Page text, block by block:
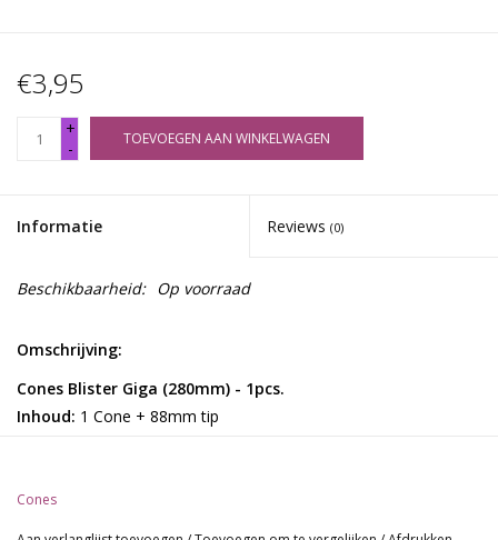
€3,95
+
-
TOEVOEGEN AAN WINKELWAGEN
Informatie Reviews (0)
Beschikbaarheid: Op voorraad
Omschrijving:
Cones Blister Giga (280mm) - 1pcs.
Inhoud: 1 Cone + 88mm tip
Rolled Cones
Cones